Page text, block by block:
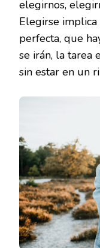
elegirnos,
Elegirse
perfecta, que
se irán, la tarea
sin estar en un